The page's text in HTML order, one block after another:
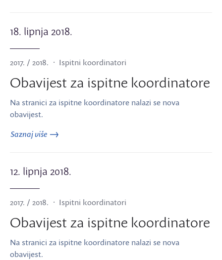
18. lipnja 2018.
2017. / 2018. Ispitni koordinatori
Obavijest za ispitne koordinatore
Na stranici za ispitne koordinatore nalazi se nova
obavijest.
Saznaj više
12. lipnja 2018.
2017. / 2018. Ispitni koordinatori
Obavijest za ispitne koordinatore
Na stranici za ispitne koordinatore nalazi se nova
obavijest.